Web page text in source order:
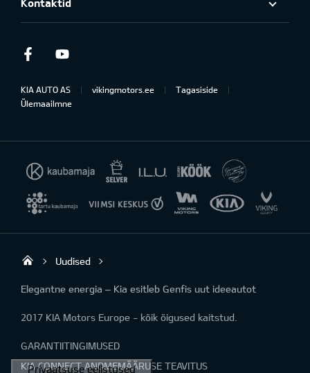
Facebook
KIA AUTO AS vikingmotors.ee
Tagasiside
Ülemaailmne
Viking Motors - Kia müük, hooldus ja
Uudised
Elegantne energia – Kia esitleb Genfis uut ideeautot
2017 KIA Motors Europe - kõik õigused kaitstud.
GARANTIITINGIMUSED
KIA CONNECT ANDMEMÄÄRUSE TEAVITUS